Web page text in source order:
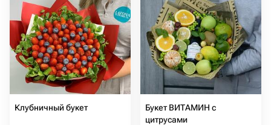
Клубничный букет
Букет ВИТАМИН с
цитрусами